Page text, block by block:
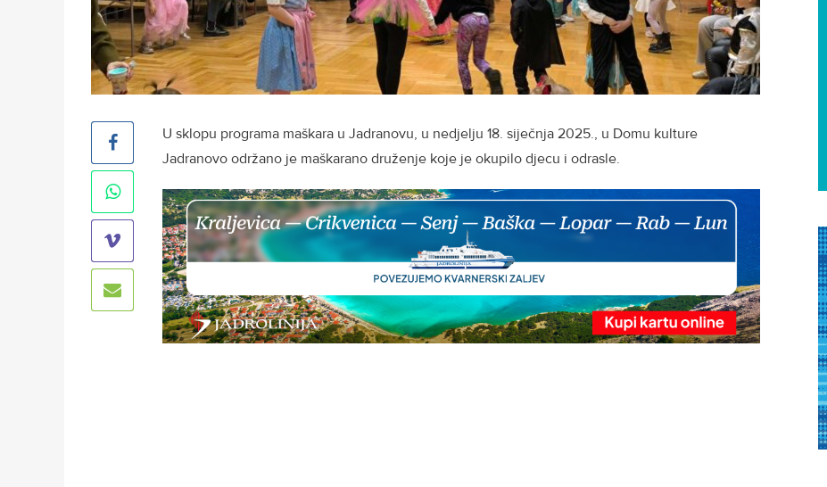
U sklopu programa maškara u Jadranovu, u nedjelju 18. siječnja 2025., u Domu kulture
Jadranovo održano je maškarano druženje koje je okupilo djecu i odrasle.